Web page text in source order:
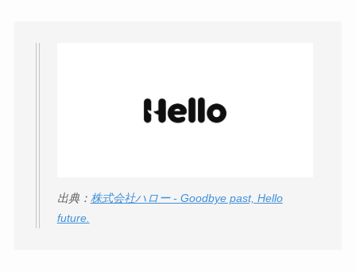
ータバンクの口コ
ミ・評判
ロモート株式会社の
出典： 株式会社ハロー - Goodbye past, Hello
future.